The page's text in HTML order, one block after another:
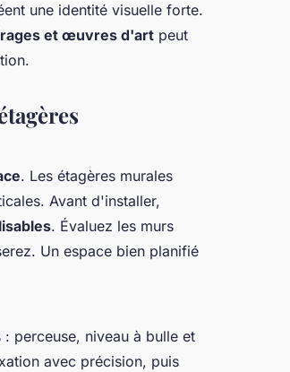
une identité visuelle forte.
et œuvres d'art peut
. Les étagères murales
Avant d'installer,
. Évaluez les murs
Un espace bien planifié
perceuse, niveau à bulle et
avec précision, puis